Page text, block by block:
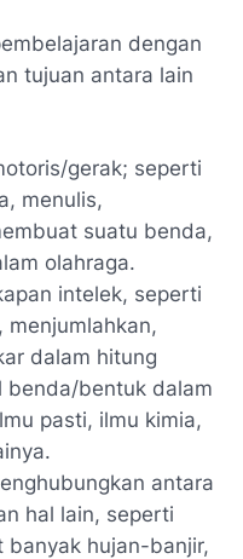
dengan
tujuan antara lain
gerak; seperti
menulis,
suatu benda,
olahraga.
intelek, seperti
menjumlahkan,
dalam hitung
benda/bentuk dalam
pasti, ilmu kimia,
antara
hal lain, seperti
banyak hujan-banjir,